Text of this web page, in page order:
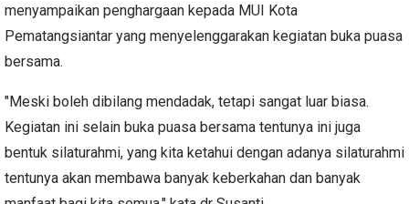
menyampaikan penghargaan kepada MUI Kota
Pematangsiantar yang menyelenggarakan kegiatan buka puasa
bersama.
"Meski boleh dibilang mendadak, tetapi sangat luar biasa.
Kegiatan ini selain buka puasa bersama tentunya ini juga
bentuk silaturahmi, yang kita ketahui dengan adanya silaturahmi
tentunya akan membawa banyak keberkahan dan banyak